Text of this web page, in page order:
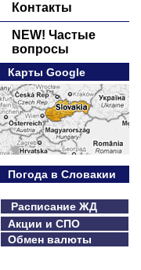
Контакты
NEW! Частые
вопросы
Карты Google
Погода в Словакии
Расписание ЖД
Акции и СПО
Обмен валюты